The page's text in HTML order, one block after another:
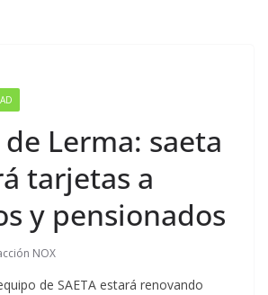
Lerma: saeta
tarjetas a
y pensionados
NOX
de SAETA estará renovando